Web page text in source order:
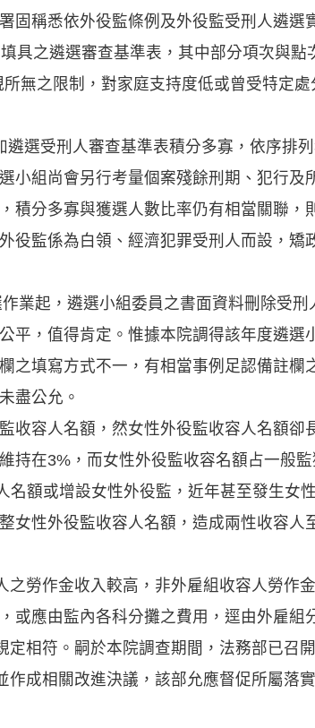
固稱悉依外役監條例及外役監受刑人遴選
具之遴選審查基準表，其中部分項次與點
無之限制，對家庭支持度低或曾受特定
選受刑人審查基準表積分多寡，依序排
小組尚會另行考量個案殘餘刑期、犯行及
積分多寡與獲選人數比率仍有相當關聯，
役監係為白領、經濟犯罪受刑人而設，矯
業起，遴選小組委員之書面資料刪除受
平，值得肯定。惟據本院調得該年度遴選
之填寫方式不一，有相當事例足認備註欄
盡公允。
收容人名額，然女性外役監收容人名額卻
持在3%，而女性外役監收容名額占一般
名額或增設女性外役監，近年甚至發生女
女性外役監收容人名額，造成兩性收容人
勞作金收入較高，非外雇組收容人勞作
或應由監內各科分攤之費用，逕由外雇組
相符。嗣於本院調查期間，法務部已召
成相關改進決議，該部允應督促所屬落